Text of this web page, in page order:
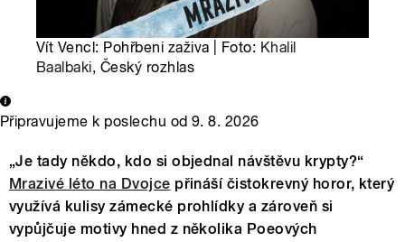
Vít Vencl: Pohřbeni zaživa | Foto: Khalil
Baalbaki, Český rozhlas
Připravujeme k poslechu od 9. 8. 2026
„Je tady někdo, kdo si objednal návštěvu krypty?“
Mrazivé léto na Dvojce přináší čistokrevný horor, který
využívá kulisy zámecké prohlídky a zároveň si
vypůjčuje motivy hned z několika Poeových